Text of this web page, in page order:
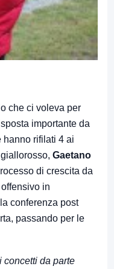
che ci voleva per
importante da
hanno rifilati 4 ai
Gaetano
di crescita da
in
conferenza post
passando per le
concetti da parte